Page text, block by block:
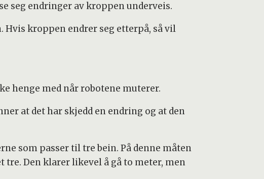
seg endringer av kroppen underveis.
kroppen endrer seg etterpå, så vil
henge med når robotene muterer.
at det har skjedd en endring og at den
som passer til tre bein. På denne måten
tre. Den klarer likevel å gå to meter, men